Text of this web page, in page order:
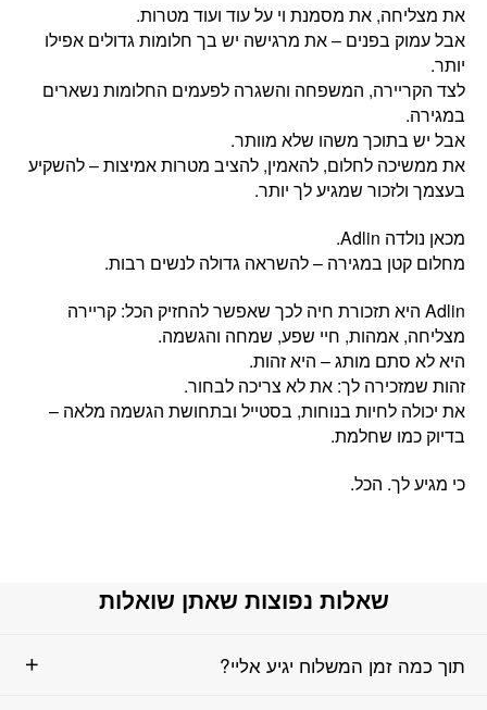
את מצליחה, את מסמנת וי על עוד ועוד מטרות.
אבל עמוק בפנים – את מרגישה יש בך חלומות גדולים אפילו
יותר.
לצד הקריירה, המשפחה והשגרה לפעמים החלומות נשארים
במגירה.
אבל יש בתוכך משהו שלא מוותר.
את ממשיכה לחלום, להאמין, להציב מטרות אמיצות – להשקיע
בעצמך ולזכור שמגיע לך יותר.
מכאן נולדה Adlin.
מחלום קטן במגירה – להשראה גדולה לנשים רבות.
‏Adlin היא תזכורת חיה לכך שאפשר להחזיק הכל: קריירה
מצליחה, אמהות, חיי שפע, שמחה והגשמה.
היא לא סתם מותג – היא זהות.
זהות שמזכירה לך: את לא צריכה לבחור.
את יכולה לחיות בנוחות, בסטייל ובתחושת הגשמה מלאה –
בדיוק כמו שחלמת.
כי מגיע לך. הכל.
שאלות נפוצות שאתן שואלות
תוך כמה זמן המשלוח יגיע אליי?